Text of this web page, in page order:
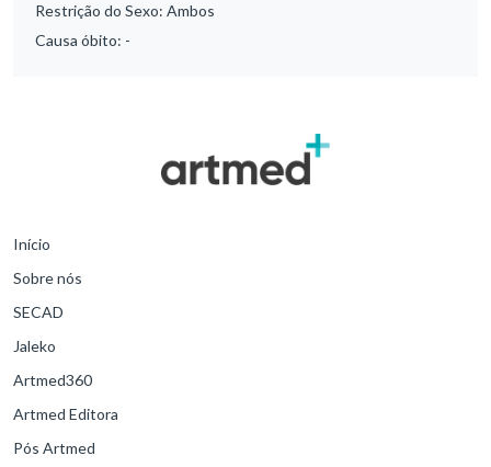
Restrição do Sexo: Ambos
Causa óbito: -
Início
Sobre nós
SECAD
Jaleko
Artmed360
Artmed Editora
Pós Artmed